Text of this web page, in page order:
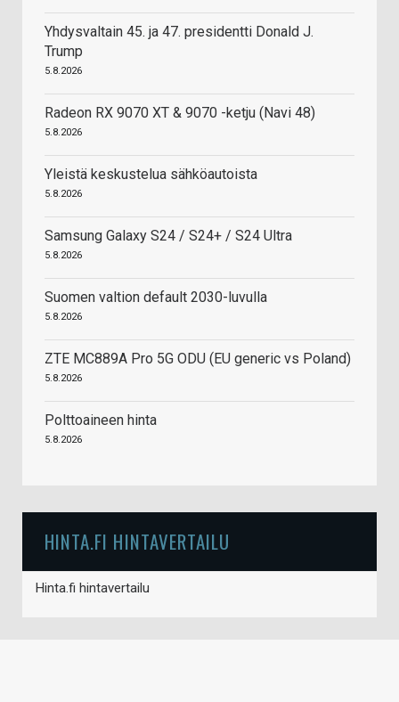
Yhdysvaltain 45. ja 47. presidentti Donald J.
Trump
5.8.2026
Radeon RX 9070 XT & 9070 -ketju (Navi 48)
5.8.2026
Yleistä keskustelua sähköautoista
5.8.2026
Samsung Galaxy S24 / S24+ / S24 Ultra
5.8.2026
Suomen valtion default 2030-luvulla
5.8.2026
ZTE MC889A Pro 5G ODU (EU generic vs Poland)
5.8.2026
Polttoaineen hinta
5.8.2026
HINTA.FI HINTAVERTAILU
Hinta.fi hintavertailu